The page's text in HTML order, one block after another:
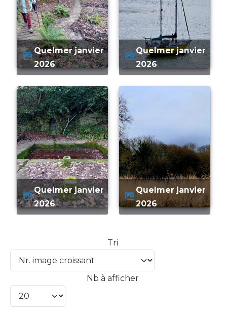
quelmer janvier
2026
quelmer janvier
2026
quelmer janvier
2026
quelmer janvier
2026
Tri
Nb à afficher